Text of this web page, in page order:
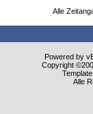
Alle
Powered by
Copyright
Alle